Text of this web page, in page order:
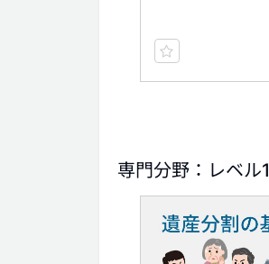
専門分野：レベル1